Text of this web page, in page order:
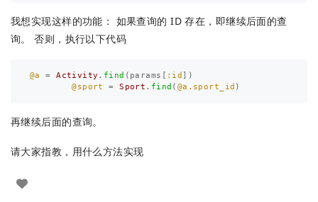
我想实现这样的功能： 如果查询的 ID 存在，即继续后面的查
询。 否则，执行以下代码
@a = Activity . find ( params [ :id ])
@sport
= Sport . find ( @a.sport_id )
再继续后面的查询。
请大家指教，用什么方法实现